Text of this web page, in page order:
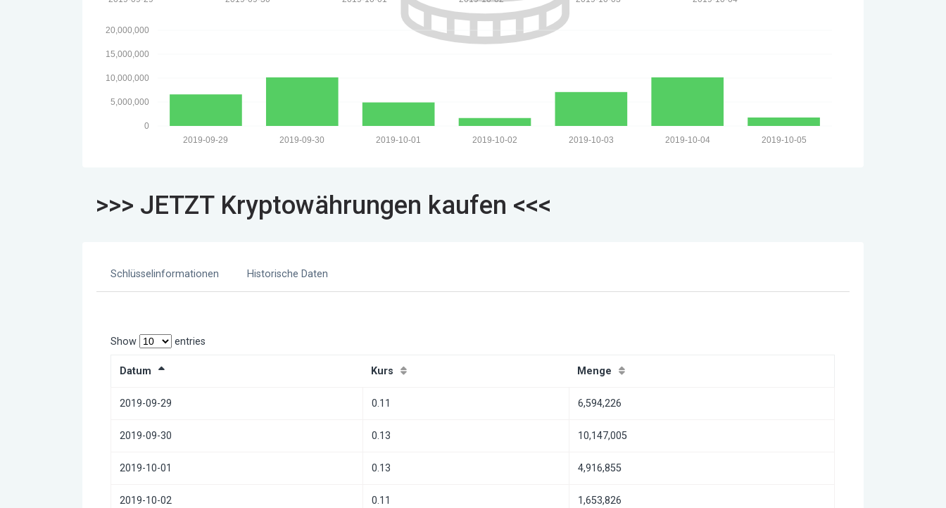
0
5,000,000
10,000,000
15,000,000
20,000,000
2019-10-05
2019-10-04
2019-10-03
2019-10-02
2019-10-01
2019-09-30
2019-09-29
>>> JETZT Kryptowährungen kaufen <<<
Schlüsselinformationen Historische Daten
Show entries
Datum Kurs Menge
2019-09-29 0.11 6,594,226
2019-09-30 0.13 10,147,005
2019-10-01 0.13 4,916,855
2019-10-02 0.11 1,653,826